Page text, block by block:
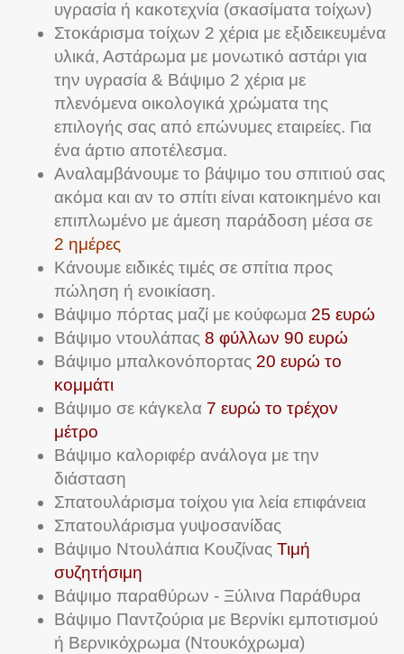
υγρασία ή κακοτεχνία (σκασίματα τοίχων)
Στοκάρισμα τοίχων 2 χέρια με εξιδεικευμένα
υλικά, Αστάρωμα με μονωτικό αστάρι για
την υγρασία & Βάψιμο 2 χέρια με
πλενόμενα οικολογικά χρώματα της
επιλογής σας από επώνυμες εταιρείες. Για
ένα άρτιο αποτέλεσμα.
Αναλαμβάνουμε το βάψιμο του σπιτιού σας
ακόμα και αν το σπίτι είναι κατοικημένο και
επιπλωμένο με άμεση παράδοση μέσα σε
2 ημέρες
Κάνουμε ειδικές τιμές σε σπίτια προς
πώληση ή ενοικίαση.
Βάψιμο πόρτας μαζί με κούφωμα 25 ευρώ
Βάψιμο ντουλάπας 8 φύλλων 90 ευρώ
Βάψιμο μπαλκονόπορτας 20 ευρώ το
κομμάτι
Βάψιμο σε κάγκελα 7 ευρώ το τρέχον
μέτρο
Βάψιμο καλοριφέρ ανάλογα με την
διάσταση
Σπατουλάρισμα τοίχου για λεία επιφάνεια
Σπατουλάρισμα γυψοσανίδας
Βάψιμο Ντουλάπια Κουζίνας Τιμή
συζητήσιμη
Βάψιμο παραθύρων - Ξύλινα Παράθυρα
Βάψιμο Παντζούρια με Βερνίκι εμποτισμού
ή Βερνικόχρωμα (Ντουκόχρωμα)